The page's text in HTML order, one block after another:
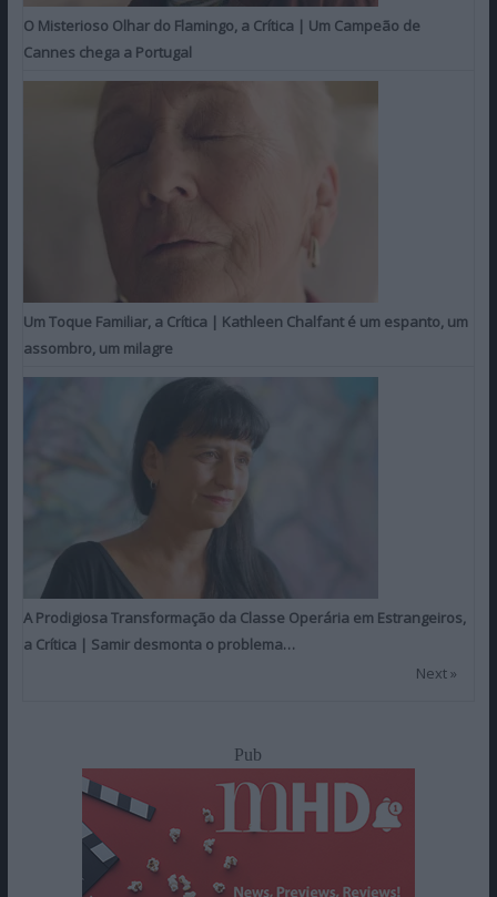
O Misterioso Olhar do Flamingo, a Crítica | Um Campeão de
Cannes chega a Portugal
Um Toque Familiar, a Crítica | Kathleen Chalfant é um espanto, um
assombro, um milagre
A Prodigiosa Transformação da Classe Operária em Estrangeiros,
a Crítica | Samir desmonta o problema…
Next »
Pub